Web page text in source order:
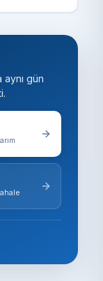
aynı gün